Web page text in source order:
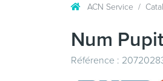
ACN Service
Num
Référence :